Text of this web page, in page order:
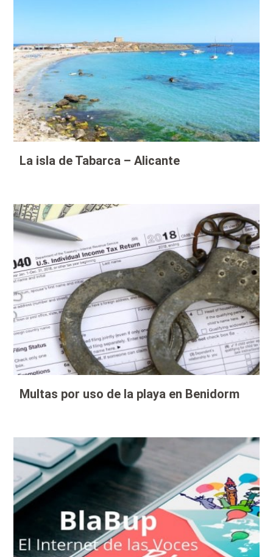
La isla de Tabarca – Alicante
Multas por uso de la playa en Benidorm